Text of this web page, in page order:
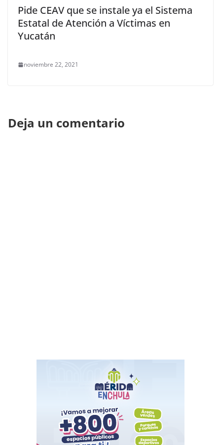
Pide CEAV que se instale ya el Sistema
Estatal de Atención a Víctimas en
Yucatán
noviembre 22, 2021
Deja un comentario